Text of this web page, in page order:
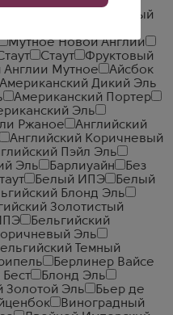
Европейский Янтарный
Мутное Новой Англии
Стаут
Фруктовый
Англии Мутное
Айсбок
Американский Дикий Эль
Американский Портер
Эль
Ржаное
Английский
Английский Коричневый
Пэйл Эль
Эль Барлиуайн
Без
Белый ИПЭ
Белый
Блонд Эль
Золотистый
Бельгийский
Эль
Темный
Берлинер Вайсе
Бест
Блонд Эль
Золотой Эль
Бьер де
Виноградный